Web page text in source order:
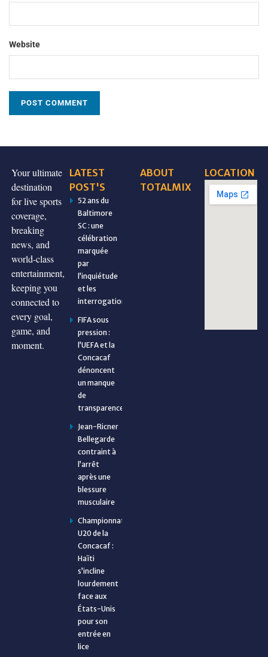
Website
Your ultimate
destination
for live sports
coverage,
breaking
news, and
world-class
entertainment,
keeping you
connected to
every goal,
game, and
moment.
LATEST
POST'S
52 ans du
Baltimore
SC : une
célébration
marquée
par
l’inquiétude
et les
interrogations
FIFA sous
pression :
l’UEFA et la
Concacaf
dénoncent
un manque
de
transparence
Jean-Ricner
Bellegarde
contraint à
l’arrêt
après une
blessure
musculaire
Championnat
U20 de la
Concacaf :
Haïti
s’incline
lourdement
face aux
États-Unis
pour son
entrée en
lice
ABOUT
TOTALMIX
LOCATION